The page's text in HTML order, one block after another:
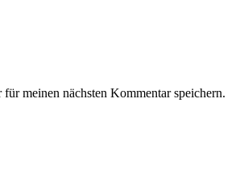
meinen nächsten Kommentar speichern.